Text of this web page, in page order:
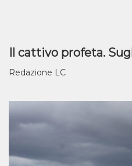
Il cattivo profeta.
Redazione LC